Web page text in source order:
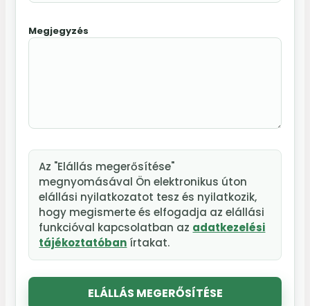
Megjegyzés
Az "Elállás megerősítése"
megnyomásával Ön elektronikus úton
elállási nyilatkozatot tesz és nyilatkozik,
hogy megismerte és elfogadja az elállási
funkcióval kapcsolatban az adatkezelési
tájékoztatóban írtakat.
ELÁLLÁS MEGERŐSÍTÉSE